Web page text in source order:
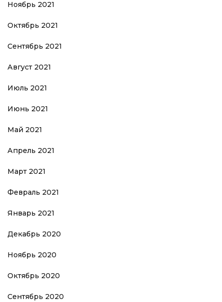
Ноябрь 2021
Октябрь 2021
Сентябрь 2021
Август 2021
Июль 2021
Июнь 2021
Май 2021
Апрель 2021
Март 2021
Февраль 2021
Январь 2021
Декабрь 2020
Ноябрь 2020
Октябрь 2020
Сентябрь 2020